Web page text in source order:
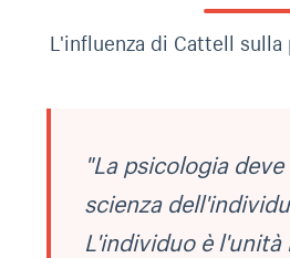
L'influenza di Cattell
"La psicologia
scienza
L'individuo è